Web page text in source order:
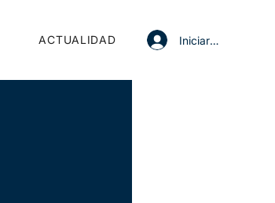
ACTUALIDAD Iniciar sesión